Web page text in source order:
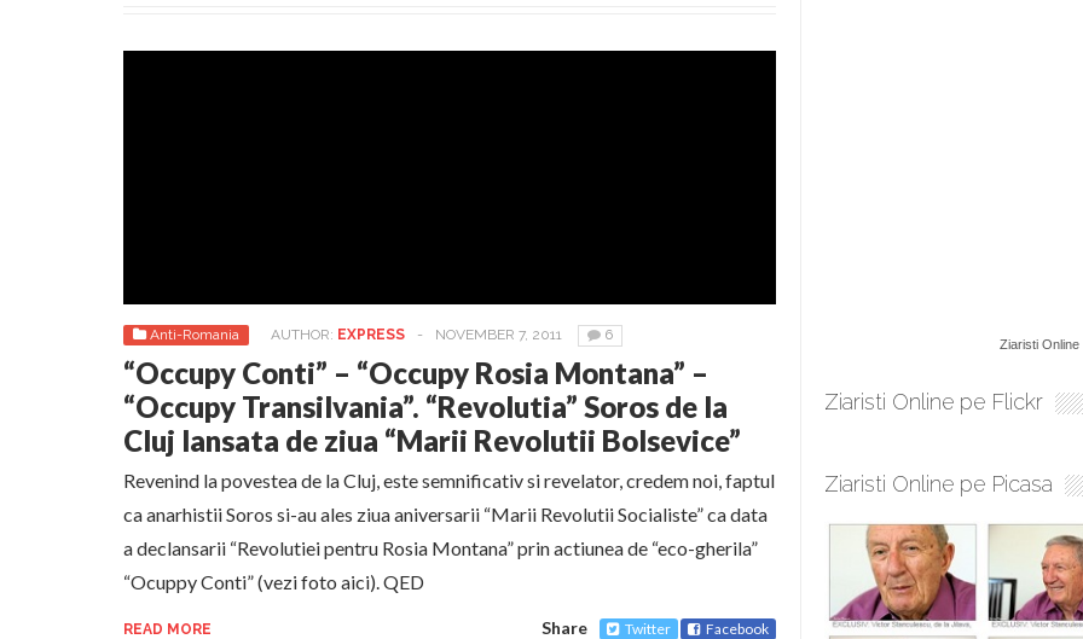
Anti-Romania AUTHOR: EXPRESS - NOVEMBER 7, 2011 6
“Occupy Conti” – “Occupy Rosia Montana” –
“Occupy Transilvania”. “Revolutia” Soros de la
Cluj lansata de ziua “Marii Revolutii Bolsevice”
Revenind la povestea de la Cluj, este semnificativ si revelator, credem noi, faptul
ca anarhistii Soros si-au ales ziua aniversarii “Marii Revolutii Socialiste” ca data
a declansarii “Revolutiei pentru Rosia Montana” prin actiunea de “eco-gherila”
“Ocuppy Conti” (vezi foto aici). QED
READ MORE Share Twitter Facebook
Ziaristi Online
Ziaristi Online pe Flickr
Ziaristi Online pe Picasa